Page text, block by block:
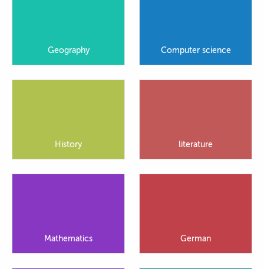
Geography Computer science
History literature
Mathematics German